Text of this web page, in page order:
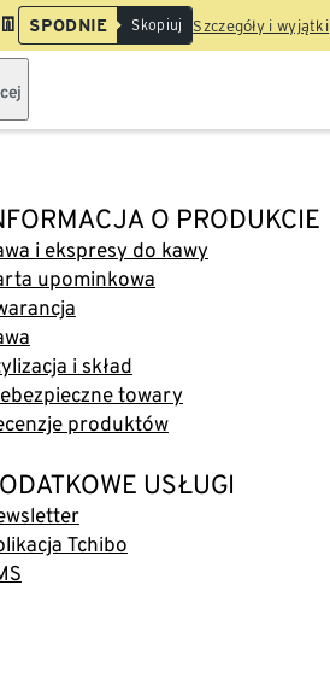
SPODNIE Skopiuj Szczegóły i wyjątki
O PRODUKCIE
i ekspresy do kawy
upominkowa
i skład
towary
produktów
USŁUGI
Tchibo